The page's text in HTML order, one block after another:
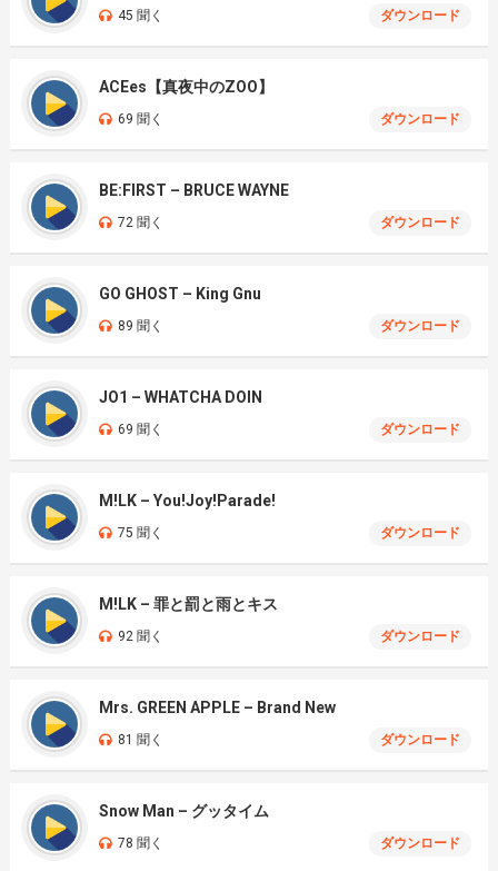
45 聞く ダウンロード
ACEes【真夜中のZOO】
69 聞く ダウンロード
BE:FIRST – BRUCE WAYNE
72 聞く ダウンロード
GO GHOST – King Gnu
89 聞く ダウンロード
JO1 – WHATCHA DOIN
69 聞く ダウンロード
M!LK – You!Joy!Parade!
75 聞く ダウンロード
M!LK – 罪と罰と雨とキス
92 聞く ダウンロード
Mrs. GREEN APPLE – Brand New
81 聞く ダウンロード
Snow Man – グッタイム
78 聞く ダウンロード